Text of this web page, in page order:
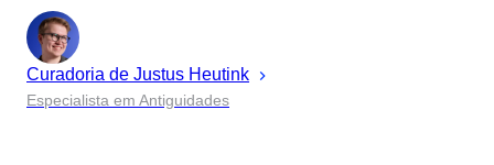
Curadoria de Justus Heutink
Especialista em Antiguidades